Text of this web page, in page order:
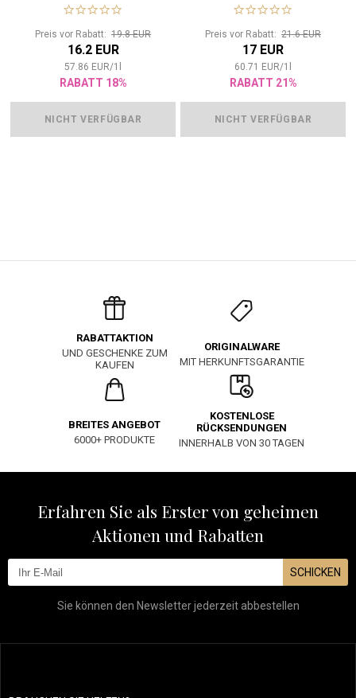
Preis vor Rabatt: 19.8 EUR
16.2 EUR
57.86 EUR/1
RABATT 18%
NICHT VERFÜGBAR
Preis vor Rabatt: 21.6 EUR
17 EUR
60.71 EUR/1
RABATT 21%
NICHT VERFÜGBAR
RABATTAKTION
UND GESCHENKE ZUM
KAUFEN
ORIGINALWARE
MIT HERKUNFTSGARANTIE
BREITES ANGEBOT
6000+ PRODUKTE
KOSTENLOSE
RÜCKSENDUNGEN
INNERHALB VON 30 TAGEN
Erfahren Sie als Erster von geheimen
Aktionen und Rabatten
SCHICKEN
Sie können den Newsletter jederzeit abbestellen